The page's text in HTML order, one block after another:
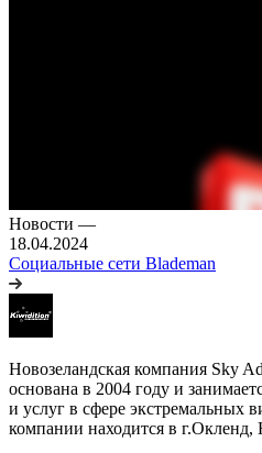
Новости —
18.04.2024
Социальные сети Blademan
Новозеландская компания Sky
основана в 2004 году и
и услуг в сфере экстремальных
компании находится в г.Окленд,